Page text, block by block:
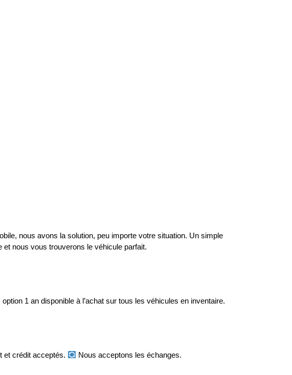
nous avons la solution, peu importe votre situation. Un simple
et nous vous trouverons le véhicule parfait.
1 an disponible à l’achat sur tous les véhicules en inventaire.
et crédit acceptés. Nous acceptons les échanges.